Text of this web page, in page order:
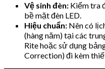
Vệ sinh đèn: Kiểm tra
bề mặt đèn LED.
Hiệu chuẩn: Nên có
(hàng năm) tại các
Rite hoặc sử dụng
Correction) đi kèm